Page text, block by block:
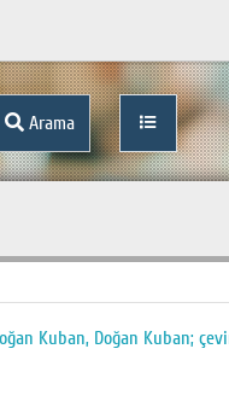
Arama
Kuban, Doğan Kuban;